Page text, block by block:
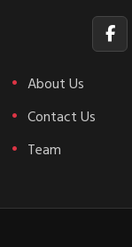
About Us
Contact Us
Team